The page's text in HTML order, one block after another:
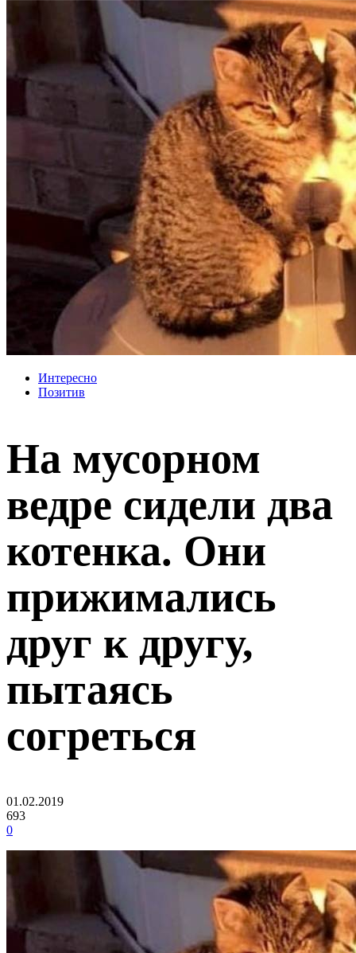
Интересно
Позитив
На мусорном
ведре сидели два
котенка. Они
прижимались
друг к другу,
пытаясь
согреться
01.02.2019
693
0